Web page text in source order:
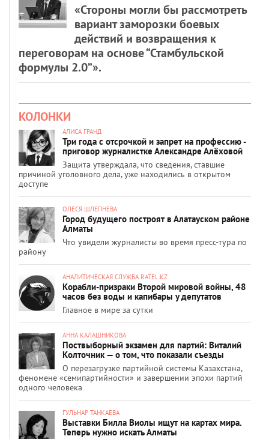
«Стороны могли бы рассмотреть
вариант заморозки боевых
действий и возвращения к
переговорам на основе “Стамбульской
формулы 2.0”».
КОЛОНКИ
АЛИСА ГРАНД
Три года с отсрочкой и запрет на профессию -
приговор журналистке Александре Алёховой
Защита утверждала, что сведения, ставшие
причиной уголовного дела, уже находились в открытом
доступе
ОЛЕСЯ ШЛЕПНЕВА
Город будущего построят в Алатауском районе
Алматы
Что увидели журналисты во время пресс-тура по
району
АНАЛИТИЧЕСКАЯ СЛУЖБА RATEL.KZ
Корабли-призраки Второй мировой войны, 48
часов без воды и капибары у депутатов
Главное в мире за сутки
АННА КАЛАШНИКОВА
Поствыборный экзамен для партий: Виталий
Колточник — о том, что показали съезды
О перезагрузке партийной системы Казахстана,
феномене «семипартийности» и завершении эпохи партий
одного человека
ГУЛЬНАР ТАНКАЕВА
Выставки Билла Виолы ищут на картах мира.
Теперь нужно искать Алматы